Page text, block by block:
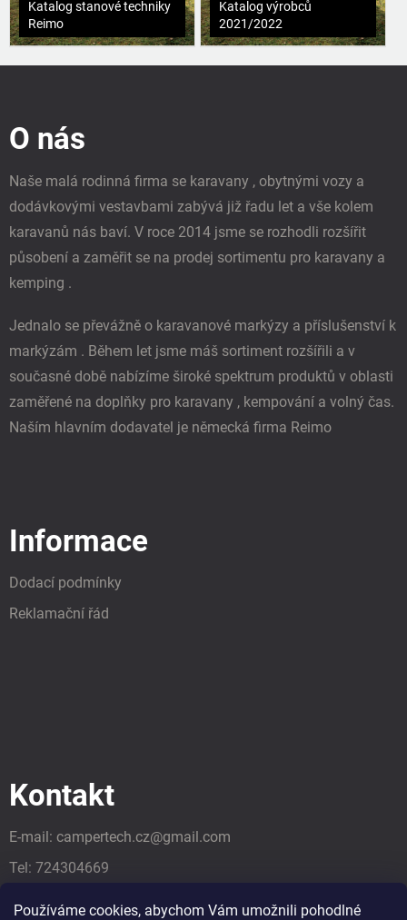
Používáme cookies, abychom Vám umožnili pohodlné
Katalog stanové techniky
Reimo
Katalog výrobců
2021/2022
O nás
Naše malá rodinná firma se karavany , obytnými vozy a
dodávkovými vestavbami zabývá již řadu let a vše kolem
karavanů nás baví. V roce 2014 jsme se rozhodli rozšířit
působení a zaměřit se na prodej sortimentu pro karavany a
kemping .
Jednalo se převážně o karavanové markýzy a příslušenství k
markýzám . Během let jsme máš sortiment rozšířili a v
současné době nabízíme široké spektrum produktů v oblasti
zaměřené na doplňky pro karavany , kempování a volný čas.
Naším hlavním dodavatel je německá firma Reimo
Informace
Dodací podmínky
Reklamační řád
Kontakt
E-mail: campertech.cz@gmail.com
Tel: 724304669